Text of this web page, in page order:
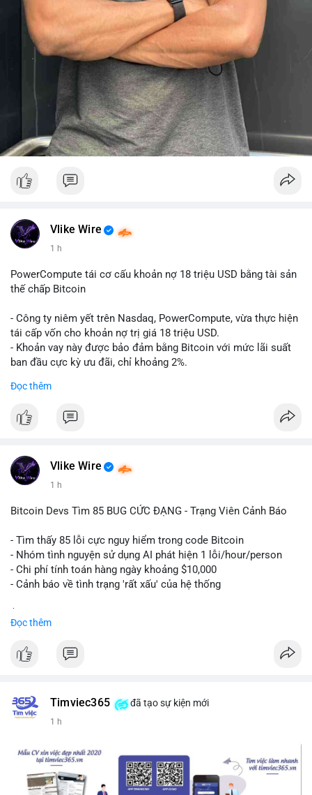
Vlike Wire
1 h
PowerCompute tái cơ cấu khoản nợ 18 triệu USD bằng tài sản
thế chấp Bitcoin
- Công ty niêm yết trên Nasdaq, PowerCompute, vừa thực hiện
tái cấp vốn cho khoản nợ trị giá 18 triệu USD.
- Khoản vay này được bảo đảm bằng Bitcoin với mức lãi suất
ban đầu cực kỳ ưu đãi, chỉ khoảng 2%.
ngày càng tin tưởng sử dụng BTC làm tài sản thế chấp để tối
$btc
#vlikevn #titanbot
📰 Nguồn: Cointelegraph
Đọc thêm
Vlike Wire
1 h
Bitcoin Devs Tìm 85 BUG CỨC ĐẠNG - Trạng Viên Cảnh Báo
- Tìm thấy 85 lỗi cực nguy hiểm trong code Bitcoin
- Nhóm tình nguyện sử dụng AI phát hiện 1 lỗi/hour/person
- Chi phí tính toán hàng ngày khoảng $10,000
- Cảnh báo về tình trạng 'rất xấu' của hệ thống
Đọc thêm
Timviec365 đã tạo sự kiện mới
1 h